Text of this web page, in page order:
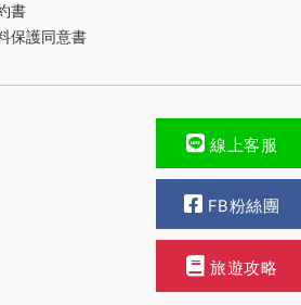
書
保護同意書
線上客服
FB粉絲團
旅遊攻略